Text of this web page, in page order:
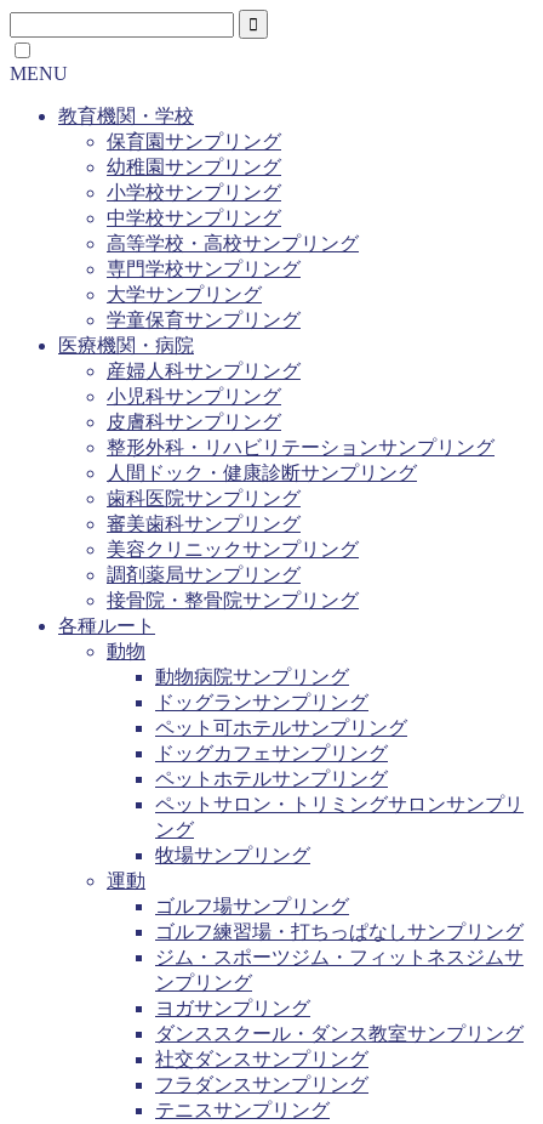
MENU
教育機関・学校
保育園サンプリング
幼稚園サンプリング
小学校サンプリング
中学校サンプリング
高等学校・高校サンプリング
専門学校サンプリング
大学サンプリング
学童保育サンプリング
医療機関・病院
産婦人科サンプリング
小児科サンプリング
皮膚科サンプリング
整形外科・リハビリテーションサンプリング
人間ドック・健康診断サンプリング
歯科医院サンプリング
審美歯科サンプリング
美容クリニックサンプリング
調剤薬局サンプリング
接骨院・整骨院サンプリング
各種ルート
動物
動物病院サンプリング
ドッグランサンプリング
ペット可ホテルサンプリング
ドッグカフェサンプリング
ペットホテルサンプリング
ペットサロン・トリミングサロンサンプリ
ング
牧場サンプリング
運動
ゴルフ場サンプリング
ゴルフ練習場・打ちっぱなしサンプリング
ジム・スポーツジム・フィットネスジムサ
ンプリング
ヨガサンプリング
ダンススクール・ダンス教室サンプリング
社交ダンスサンプリング
フラダンスサンプリング
テニスサンプリング